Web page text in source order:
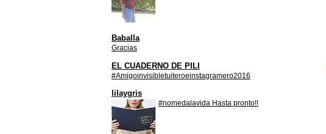
Baballa
Gracias
EL CUADERNO DE PILI
#Amigoinvisibletuiteroeinstagramero2016
lilaygris
#nomedalavida Hasta pronto!!